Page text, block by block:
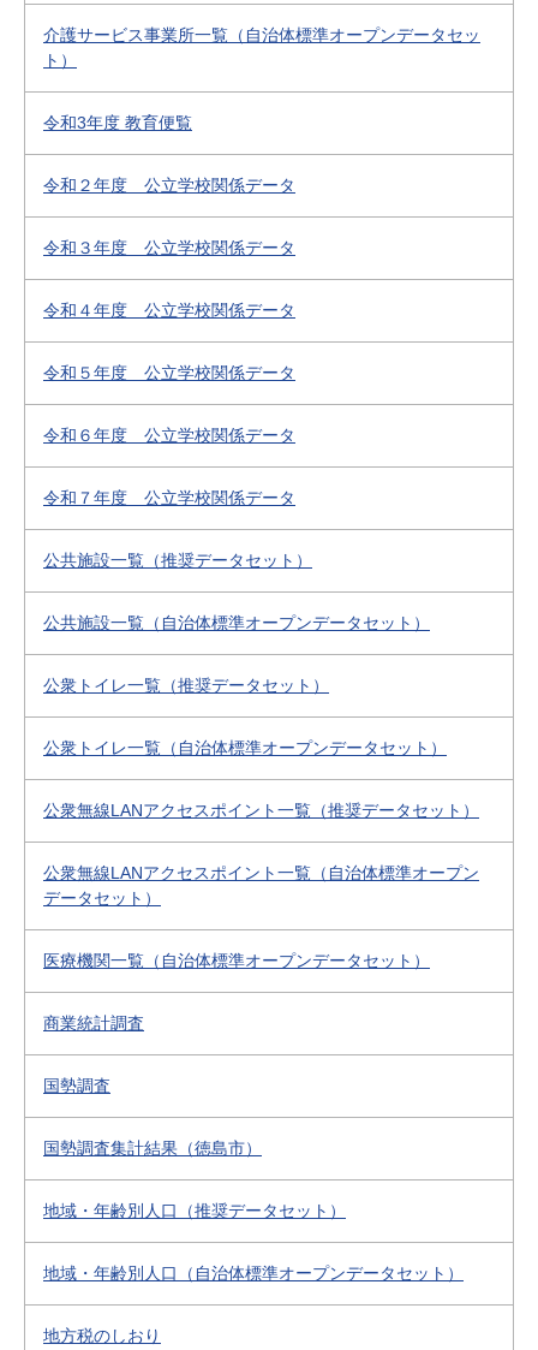
介護サービス事業所一覧（自治体標準オープンデータセッ
ト）
令和3年度 教育便覧
令和２年度 公立学校関係データ
令和３年度 公立学校関係データ
令和４年度 公立学校関係データ
令和５年度 公立学校関係データ
令和６年度 公立学校関係データ
令和７年度 公立学校関係データ
公共施設一覧（推奨データセット）
公共施設一覧（自治体標準オープンデータセット）
公衆トイレ一覧（推奨データセット）
公衆トイレ一覧（自治体標準オープンデータセット）
公衆無線LANアクセスポイント一覧（推奨データセット）
公衆無線LANアクセスポイント一覧（自治体標準オープン
データセット）
医療機関一覧（自治体標準オープンデータセット）
商業統計調査
国勢調査
国勢調査集計結果（徳島市）
地域・年齢別人口（推奨データセット）
地域・年齢別人口（自治体標準オープンデータセット）
地方税のしおり